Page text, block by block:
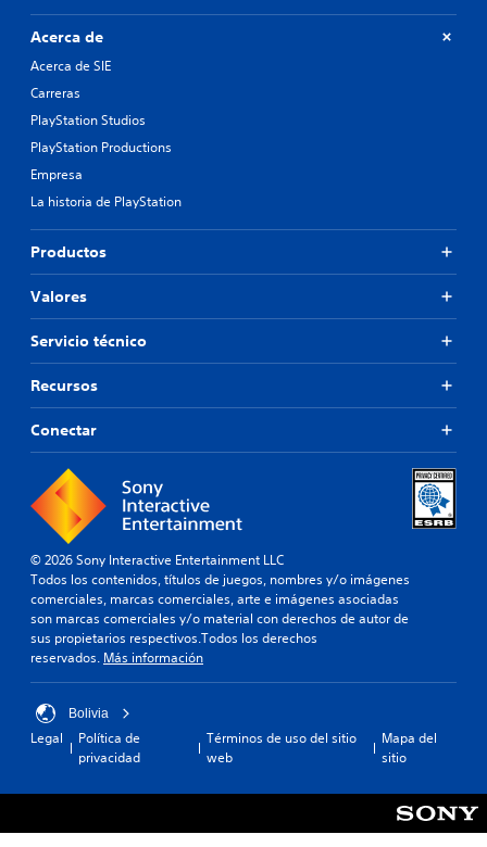
Acerca de
Acerca de SIE
Carreras
PlayStation Studios
PlayStation Productions
Empresa
La historia de PlayStation
Productos
Valores
Servicio técnico
Recursos
Conectar
© 2026 Sony Interactive Entertainment LLC
Todos los contenidos, títulos de juegos, nombres y/o imágenes
comerciales, marcas comerciales, arte e imágenes asociadas
son marcas comerciales y/o material con derechos de autor de
sus propietarios respectivos.Todos los derechos
reservados. Más información
Bolivia
Legal
Política de
privacidad
Términos de uso del sitio
web
Mapa del
sitio